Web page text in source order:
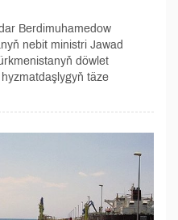
Berdimuhamedow
nebit ministri Jawad
döwlet
täze